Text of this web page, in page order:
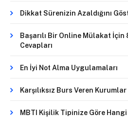
Dikkat Sürenizin Azaldığını
Başarılı Bir Online Mülakat
Cevapları
En İyi Not Alma Uygulamaları
Karşılıksız Burs Veren Kurumlar
MBTI Kişilik Tipinize Göre Hangi